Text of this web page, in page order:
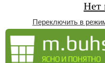
Нет
Переключить в